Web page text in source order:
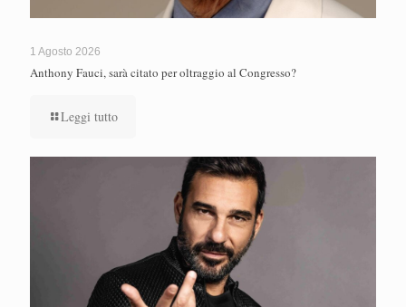
1 Agosto 2026
Anthony Fauci, sarà citato per oltraggio al Congresso?
Leggi tutto